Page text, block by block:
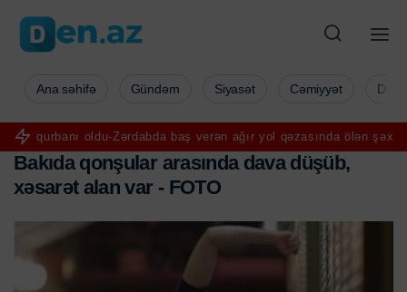
Zərdabda baş verən ağır yol qəzasında ölən şəxsin yaxını
Ana səhifə Gündəm Siyasət Cəmiyyət
Bakıda qonşular arasında dava düşüb,
xəsarət alan var - FOTO